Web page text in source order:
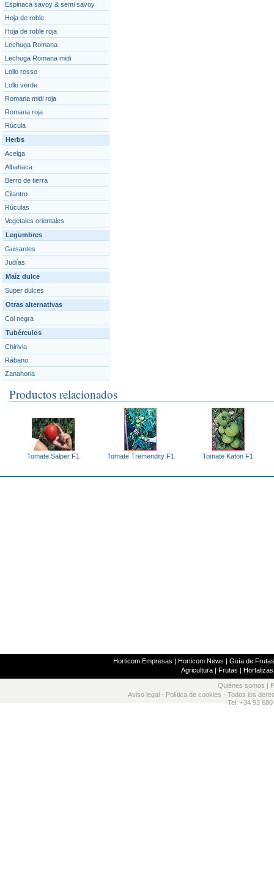
Espinaca savoy & semi savoy
Hoja de roble
Hoja de roble roja
Lechuga Romana
Lechuga Romana midi
Lollo rosso
Lollo verde
Romana midi roja
Romana roja
Rúcula
Herbs
Acelga
Albahaca
Berro de tierra
Cilantro
Rúculas
Vegetales orientales
Legumbres
Guisantes
Judías
Maíz dulce
Super dulces
Otras alternativas
Col negra
Tubérculos
Chirivia
Rábano
Zanahoria
Productos relacionados
Tomate Salper F1 Tomate Tremendity F1 Tomate Katon F1
Horticom Empresas | Horticom News | Guía de
Agricultura| Frutas | Hortalizas
Quiénes somos
Aviso legal - Política de cookies - Todos los
Tel: +34 93